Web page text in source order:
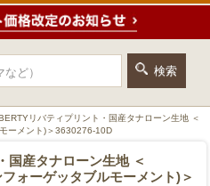
リバティプリント・国産タナローン生地 ＜
ーメント)＞3630276-10D
国産タナローン生地 ＜
ォーゲッタブルモーメント)＞